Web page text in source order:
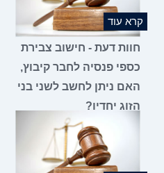
קרא עוד
חוות דעת - חישוב צבירת
כספי פנסיה לחבר קיבוץ,
האם ניתן לחשב לשני בני
הזוג יחדיו?